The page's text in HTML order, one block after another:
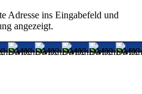
Adresse ins Eingabefeld und
angezeigt.